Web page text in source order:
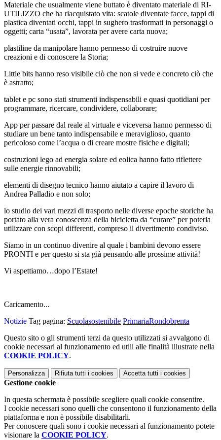
Materiale che usualmente viene buttato è diventato materiale di RI-
UTILIZZO che ha riacquistato vita: scatole diventate facce, tappi di
plastica diventati occhi, tappi in sughero trasformati in personaggi o
oggetti; carta “usata”, lavorata per avere carta nuova;
plastiline da manipolare hanno permesso di costruire nuove
creazioni e di conoscere la Storia;
Little bits hanno reso visibile ciò che non si vede e concreto ciò che
è astratto;
tablet e pc sono stati strumenti indispensabili e quasi quotidiani per
programmare, ricercare, condividere, collaborare;
App per passare dal reale al virtuale e viceversa hanno permesso di
studiare un bene tanto indispensabile e meraviglioso, quanto
pericoloso come l’acqua o di creare mostre fisiche e digitali;
costruzioni lego ad energia solare ed eolica hanno fatto riflettere
sulle energie rinnovabili;
elementi di disegno tecnico hanno aiutato a capire il lavoro di
Andrea Palladio e non solo;
lo studio dei vari mezzi di trasporto nelle diverse epoche storiche ha
portato alla vera conoscenza della bicicletta da “curare” per poterla
utilizzare con scopi differenti, compreso il divertimento condiviso.
Siamo in un continuo divenire al quale i bambini devono essere
PRONTI e per questo si sta già pensando alle prossime attività!
Vi aspettiamo…dopo l’Estate!
Caricamento...
Notizie Tag pagina: Scuolasostenibile PrimariaRondobrenta
Questo sito o gli strumenti terzi da questo utilizzati si avvalgono di
cookie necessari al funzionamento ed utili alle finalità illustrate nella
COOKIE POLICY.
Personalizza Rifiuta tutti i cookies Accetta tutti i cookies
Gestione cookie
In questa schermata è possibile scegliere quali cookie consentire.
I cookie necessari sono quelli che consentono il funzionamento della
piattaforma e non è possibile disabilitarli.
Per conoscere quali sono i cookie necessari al funzionamento potete
visionare la COOKIE POLICY.